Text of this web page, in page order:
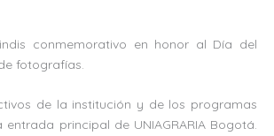
conmemorativo en honor al Día del
fotografías.
de la institución y de los programas
principal de UNIAGRARIA Bogotá.